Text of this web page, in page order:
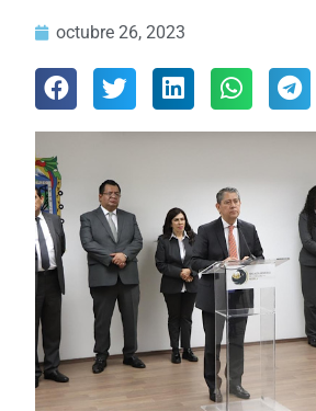
octubre 26, 2023